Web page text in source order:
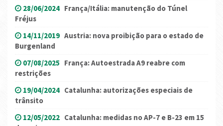
28/06/2024 França/Itália: manutenção do Túnel
Fréjus
14/11/2019 Austria: nova proibição para o estado de
Burgenland
07/08/2025 França: Autoestrada A9 reabre com
restrições
19/04/2024 Catalunha: autorizações especiais de
trânsito
12/05/2022 Catalunha: medidas no AP-7 e B-23 em 15